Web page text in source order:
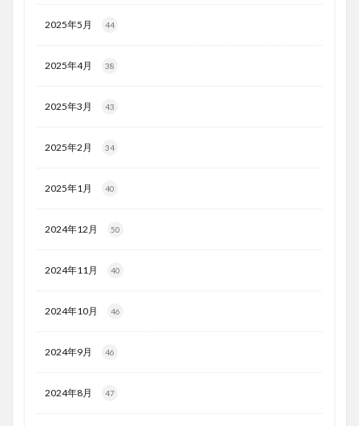
2025年5月 44
2025年4月 38
2025年3月 43
2025年2月 34
2025年1月 40
2024年12月 50
2024年11月 40
2024年10月 46
2024年9月 46
2024年8月 47